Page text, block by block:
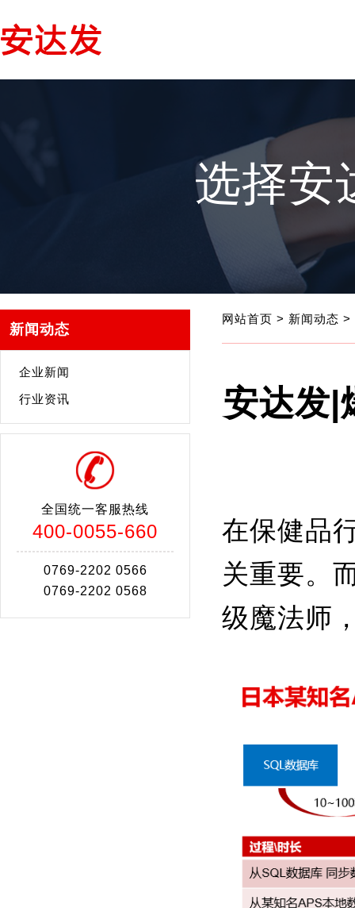
选择安
新闻动态
企业新闻
行业资讯
全国统一客服热线
400-0055-660
0769-2202 0566
0769-2202 0568
网站首页 > 新闻动态 >
安达发|
在保健品
关重要。
级魔法师